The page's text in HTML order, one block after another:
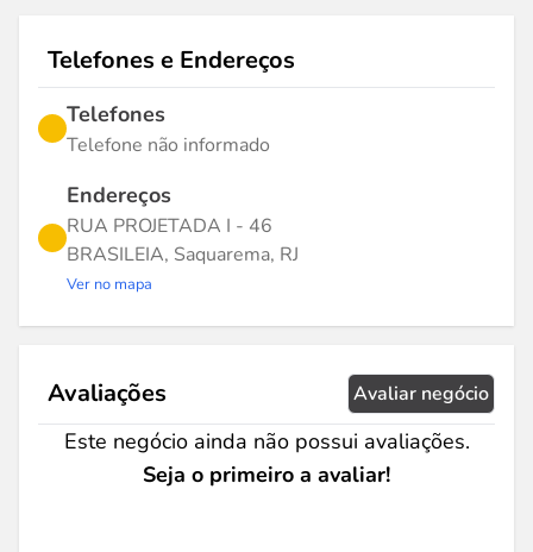
Telefones e Endereços
Telefones
Telefone não informado
Endereços
RUA PROJETADA I - 46
BRASILEIA, Saquarema, RJ
Ver no mapa
Avaliações Avaliar negócio
Este negócio ainda não possui avaliações.
Seja o primeiro a avaliar!